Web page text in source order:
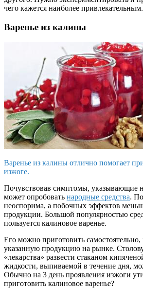
чего кажется наиболее привлекательным.
Варенье из калины
Варенье из калины отлично помогает
изжоге.
Почувствовав симптомы, указывающие
может опробовать народные средства.
неоспорима, а побочных эффектов
продукции. Большой популярностью
пользуется калиновое варенье.
Его можно приготовить
указанную продукцию на рынке.
«лекарства» развести стаканом
жидкости, выпиваемой в течение дня,
Обычно на 3 день проявления изжоги
приготовить калиновое варенье?